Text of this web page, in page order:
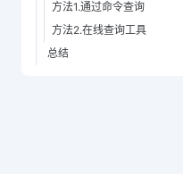
方法1.通过命令查询
方法2.在线查询工具
总结